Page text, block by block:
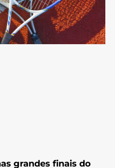
grandes finais do